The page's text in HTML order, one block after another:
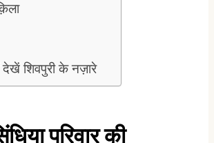
शिवपुरी के नज़ारे
परिवार की